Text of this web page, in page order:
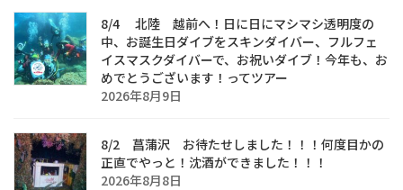
8/4 北陸 越前へ！日に日にマシマシ透明度の
中、お誕生日ダイブをスキンダイバー、フルフェ
イスマスクダイバーで、お祝いダイブ！今年も、お
めでとうございます！ってツアー
2026年8月9日
8/2 菖蒲沢 お待たせしました！！！何度目かの
正直でやっと！沈酒ができました！！！
2026年8月8日